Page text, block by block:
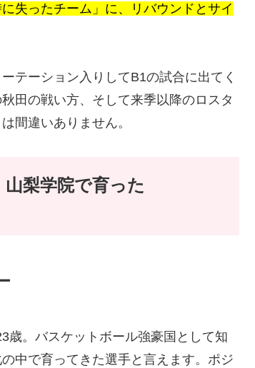
失ったチーム」に、リバウンドとサイ
テーション入りしてB1の試合に出てく
田の戦い方、そして来季以降のロスタ
間違いありません。
梨学院で育った
歳。バスケットボール強豪国として知
中で育ってきた選手と言えます。ポジ